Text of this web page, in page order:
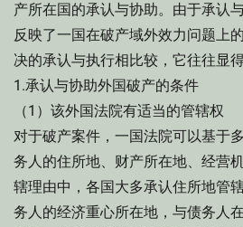
产所在国的承认与协助。由于承认
反映了一国在破产域外效力问题上
决的承认与执行相比较，它往往显得
1.承认与协助外国破产的条件
（1）该外国法院有适当的管辖权
对于破产案件，一国法院可以基于
务人的住所地、财产所在地、经营
辖理由中，各国大多承认住所地管
务人的经济重心所在地，与债务人